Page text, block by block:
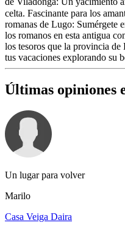
celta. Fascinante para los
romanas de Lugo: Sumérgete
los romanos en esta antigua
los tesoros que la provincia
tus vacaciones explorando su
Últimas opiniones
Un lugar para volver
Marilo
Casa Veiga Daira